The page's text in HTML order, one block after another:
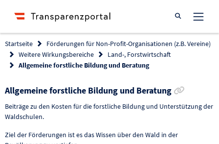
Suche öffnen
Startseite
Förderungen für Non-Profit-Organisationen (z.B. Vereine)
Weitere Wirkungsbereiche
Land-, Forstwirtschaft
Allgemeine forstliche Bildung und Beratung
Allgemeine forstliche Bildung und Beratung
Beiträge zu den Kosten für die forstliche Bildung und Unterstützung der
Waldschulen.
Ziel der Förderungen ist es das Wissen über den Wald in der